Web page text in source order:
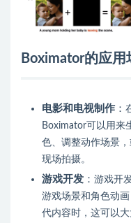
Boximator的应用
电影和电视制作 ：
Boximator可以用来
色、调整动作场景
现场拍摄。
游戏开发 ： 游戏开
游戏场景和角色动
代内容时，这可以大